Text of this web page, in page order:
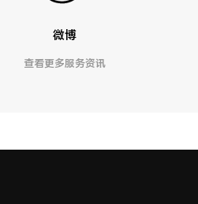
微博
查看更多服务资讯